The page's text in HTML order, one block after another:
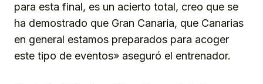
para esta final, es un acierto total, creo que se
ha demostrado que Gran Canaria, que Canarias
en general estamos preparados para acoger
este tipo de eventos» aseguró el entrenador.